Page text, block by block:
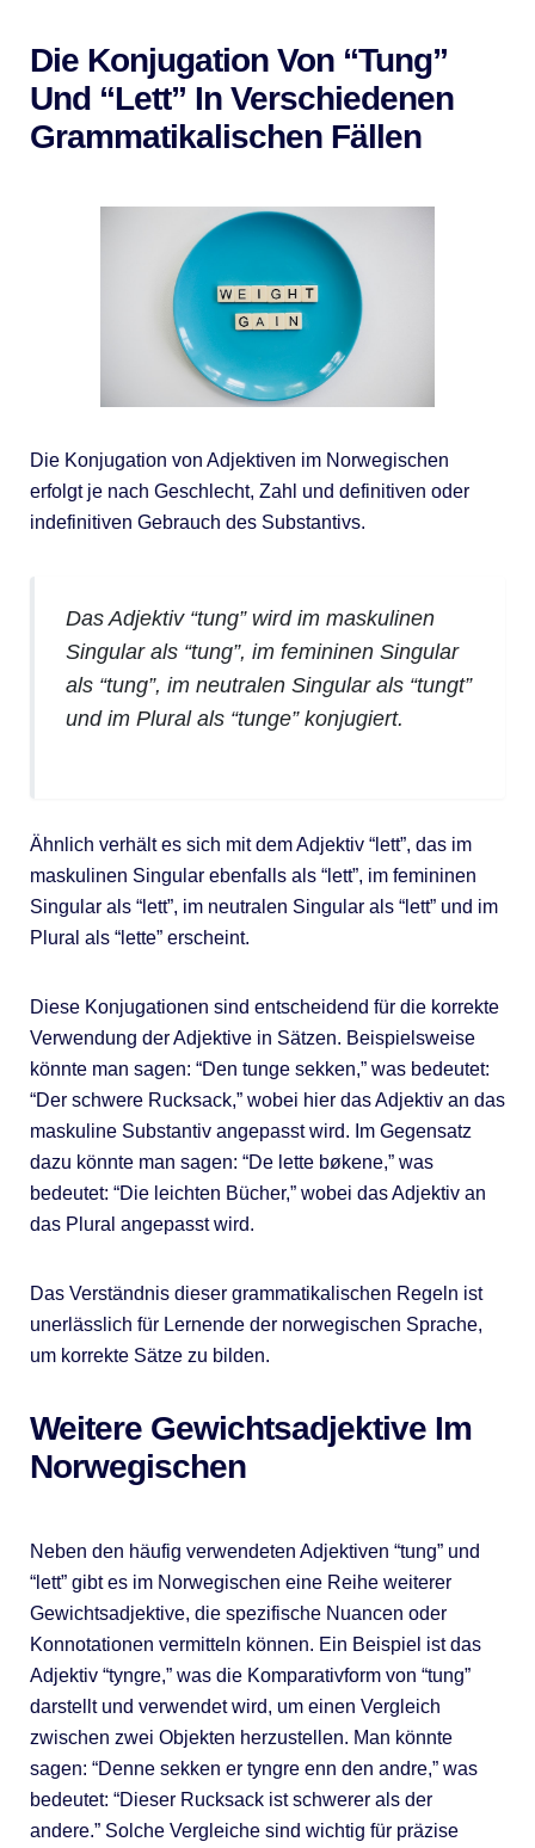
Die Konjugation Von “tung”
Und “lett” In Verschiedenen
Grammatikalischen Fällen
Die Konjugation von Adjektiven im Norwegischen
erfolgt je nach Geschlecht, Zahl und definitiven oder
indefinitiven Gebrauch des Substantivs.
Das Adjektiv “tung” wird im maskulinen
Singular als “tung”, im femininen Singular
als “tung”, im neutralen Singular als “tungt”
und im Plural als “tunge” konjugiert.
Ähnlich verhält es sich mit dem Adjektiv “lett”, das im
maskulinen Singular ebenfalls als “lett”, im femininen
Singular als “lett”, im neutralen Singular als “lett” und im
Plural als “lette” erscheint.
Diese Konjugationen sind entscheidend für die korrekte
Verwendung der Adjektive in Sätzen. Beispielsweise
könnte man sagen: “Den tunge sekken,” was bedeutet:
“Der schwere Rucksack,” wobei hier das Adjektiv an das
maskuline Substantiv angepasst wird. Im Gegensatz
dazu könnte man sagen: “De lette bøkene,” was
bedeutet: “Die leichten Bücher,” wobei das Adjektiv an
das Plural angepasst wird.
Das Verständnis dieser grammatikalischen Regeln ist
unerlässlich für Lernende der norwegischen Sprache,
um korrekte Sätze zu bilden.
Weitere Gewichtsadjektive Im
Norwegischen
Neben den häufig verwendeten Adjektiven “tung” und
“lett” gibt es im Norwegischen eine Reihe weiterer
Gewichtsadjektive, die spezifische Nuancen oder
Konnotationen vermitteln können. Ein Beispiel ist das
Adjektiv “tyngre,” was die Komparativform von “tung”
darstellt und verwendet wird, um einen Vergleich
zwischen zwei Objekten herzustellen. Man könnte
sagen: “Denne sekken er tyngre enn den andre,” was
bedeutet: “Dieser Rucksack ist schwerer als der
andere.” Solche Vergleiche sind wichtig für präzise